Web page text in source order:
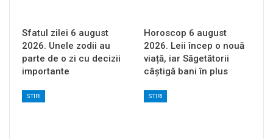
Sfatul zilei 6 august
2026. Unele zodii au
parte de o zi cu decizii
importante
Horoscop 6 august
2026. Leii încep o nouă
viață, iar Săgetătorii
câștigă bani în plus
STIRI STIRI